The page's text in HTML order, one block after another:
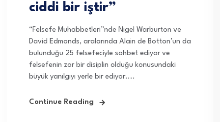
ciddi bir iştir”
“Felsefe Muhabbetleri”nde Nigel Warburton ve
David Edmonds, aralarında Alain de Botton’un da
bulunduğu 25 felsefeciyle sohbet ediyor ve
felsefenin zor bir disiplin olduğu konusundaki
büyük yanılgıyı yerle bir ediyor....
Continue Reading